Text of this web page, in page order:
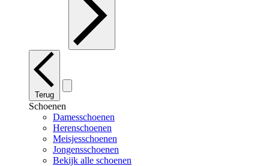
Terug
Schoenen
Damesschoenen
Herenschoenen
Meisjesschoenen
Jongensschoenen
Bekijk alle schoenen